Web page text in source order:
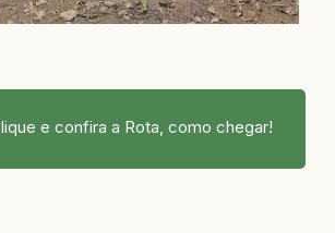
e confira a Rota, como chegar!